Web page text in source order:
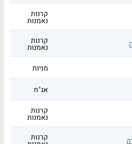
קרנות
נאמנות
קרנות
נאמנות
מניות
אג"ח
קרנות
נאמנות
קרנות